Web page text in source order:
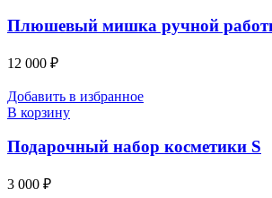
Плюшевый мишка ручной
12 000 ₽
Добавить в избранное
В корзину
Подарочный набор косметики S
3 000 ₽